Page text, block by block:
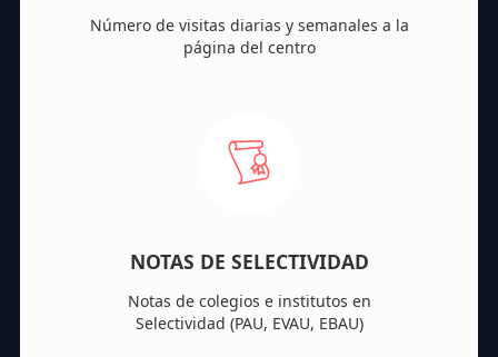
Número de visitas diarias y semanales a la
página del centro
NOTAS DE SELECTIVIDAD
Notas de colegios e institutos en
Selectividad (PAU, EVAU, EBAU)